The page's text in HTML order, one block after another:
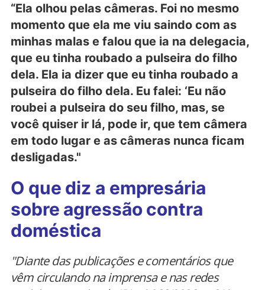
“Ela olhou pelas câmeras. Foi no mesmo
momento que ela me viu saindo com as
minhas malas e falou que ia na delegacia,
que eu tinha roubado a pulseira do filho
dela. Ela ia dizer que eu tinha roubado a
pulseira do filho dela. Eu falei: ‘Eu não
roubei a pulseira do seu filho, mas, se
você quiser ir lá, pode ir, que tem câmera
em todo lugar e as câmeras nunca ficam
desligadas."
O que diz a empresária
sobre agressão contra
doméstica
"Diante das publicações e comentários que
vêm circulando na imprensa e nas redes